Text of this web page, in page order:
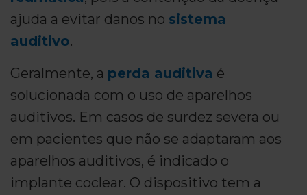
ajuda a evitar danos no sistema
auditivo.
Geralmente, a perda auditiva é
solucionada com o uso de aparelhos
auditivos. Em casos de surdez severa ou
em pacientes que não se adaptaram aos
aparelhos auditivos, é indicado o
implante coclear. O dispositivo tem a